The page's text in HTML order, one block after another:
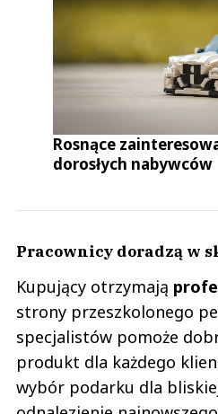
Rosnące
dorosłych nabywców
Pracownicy doradzą w
Kupujący otrzymają
strony przeszkolonego
specjalistów pomoże
produkt dla każdego
wybór podarku dla